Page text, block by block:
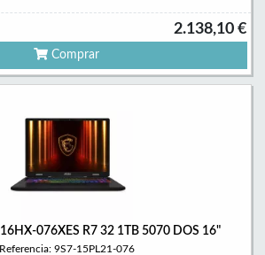
2.138,10 €
Comprar
076XES R7 32 1TB 5070 DOS 16"
Referencia: 9S7-15PL21-076